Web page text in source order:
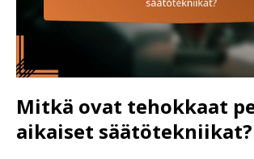
Mitkä ovat tehokkaat
aikaiset säätötekniikat?